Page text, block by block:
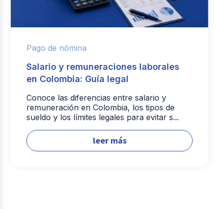
Pago de nómina
Salario y remuneraciones laborales
en Colombia: Guía legal
Conoce las diferencias entre salario y
remuneración en Colombia, los tipos de
sueldo y los límites legales para evitar s...
leer más